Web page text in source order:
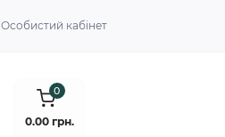
Особистий кабінет
0
0.00 грн.